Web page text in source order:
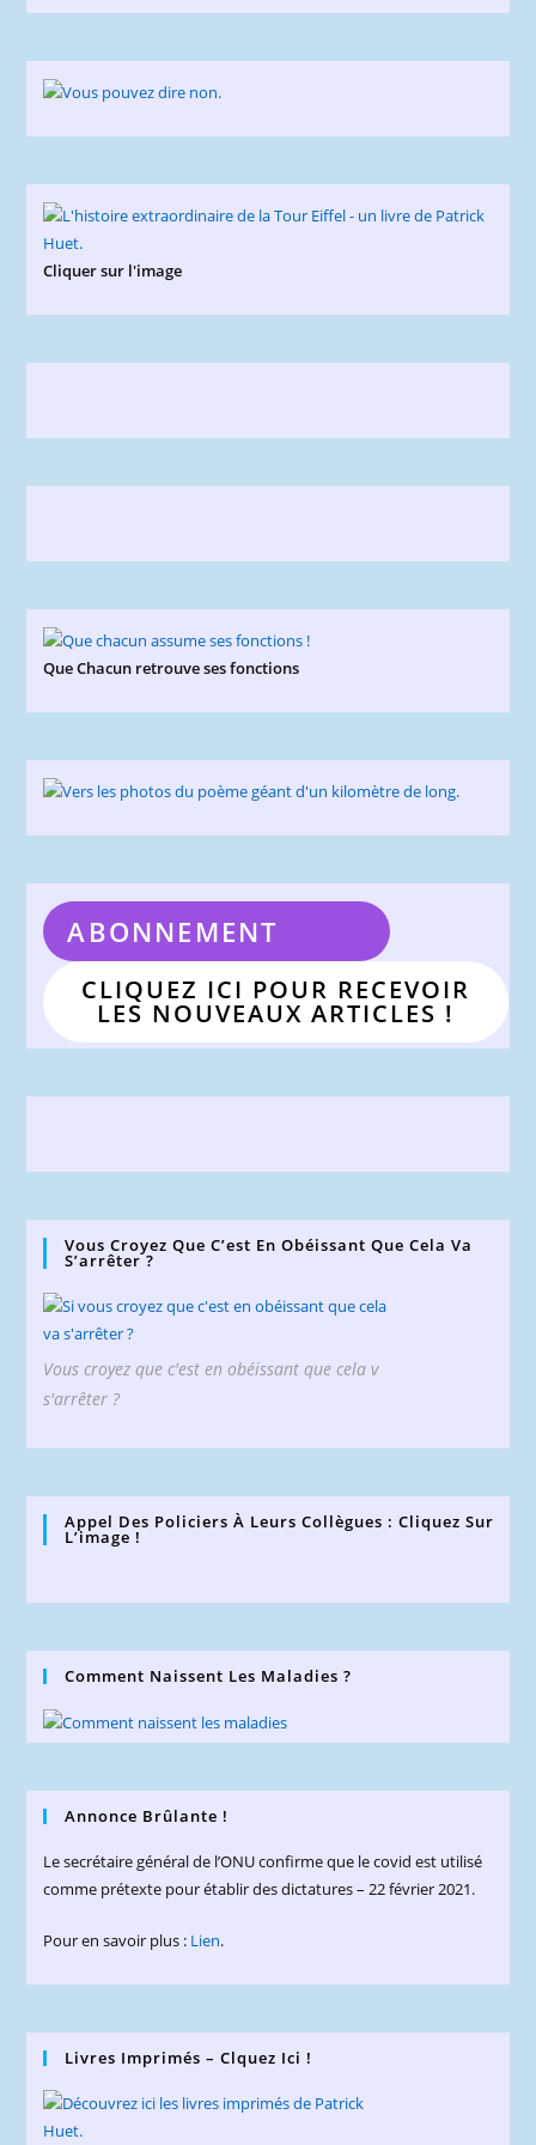
Cliquer sur l'image
Que Chacun retrouve ses fonctions
ABONNEMENT
CLIQUEZ ICI POUR RECEVOIR
LES NOUVEAUX ARTICLES !
Vous Croyez Que C’est En Obéissant Que Cela Va
S’arrêter ?
Vous croyez que c'est en obéissant que cela v
s'arrêter ?
Appel Des Policiers À Leurs Collègues : Cliquez Sur
L’image !
Comment Naissent Les Maladies ?
Annonce Brûlante !
Le secrétaire général de l’ONU confirme que le covid est utilisé
comme prétexte pour établir des dictatures – 22 février 2021.
Pour en savoir plus : Lien.
Livres Imprimés – Clquez Ici !